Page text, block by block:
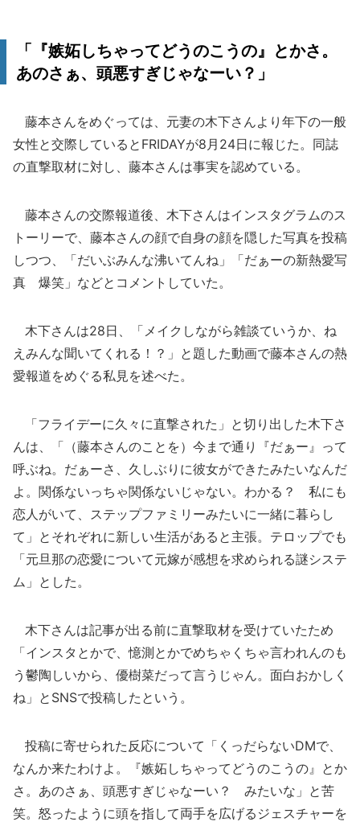
「『嫉妬しちゃってどうのこうの』とかさ。
あのさぁ、頭悪すぎじゃなーい？」
藤本さんをめぐっては、元妻の木下さんより年下の一般
女性と交際しているとFRIDAYが8月24日に報じた。同誌
の直撃取材に対し、藤本さんは事実を認めている。
藤本さんの交際報道後、木下さんはインスタグラムのス
トーリーで、藤本さんの顔で自身の顔を隠した写真を投稿
しつつ、「だいぶみんな沸いてんね」「だぁーの新熱愛写
真 爆笑」などとコメントしていた。
木下さんは28日、「メイクしながら雑談ていうか、ね
えみんな聞いてくれる！？」と題した動画で藤本さんの熱
愛報道をめぐる私見を述べた。
「フライデーに久々に直撃された」と切り出した木下さ
んは、「（藤本さんのことを）今まで通り『だぁー』って
呼ぶね。だぁーさ、久しぶりに彼女ができたみたいなんだ
よ。関係ないっちゃ関係ないじゃない。わかる？ 私にも
恋人がいて、ステップファミリーみたいに一緒に暮らし
て」とそれぞれに新しい生活があると主張。テロップでも
「元旦那の恋愛について元嫁が感想を求められる謎システ
ム」とした。
木下さんは記事が出る前に直撃取材を受けていたため
「インスタとかで、憶測とかでめちゃくちゃ言われんのも
う鬱陶しいから、優樹菜だって言うじゃん。面白おかしく
ね」とSNSで投稿したという。
投稿に寄せられた反応について「くっだらないDMで、
なんか来たわけよ。『嫉妬しちゃってどうのこうの』とか
さ。あのさぁ、頭悪すぎじゃなーい？ みたいな」と苦
笑。怒ったように頭を指して両手を広げるジェスチャーを